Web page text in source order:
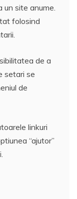
site anume.
folosind
de a
setari se
de
linkuri
“ajutor”